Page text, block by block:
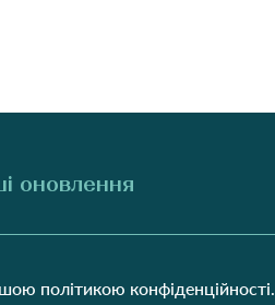
оновлення
політикою конфіденційності.